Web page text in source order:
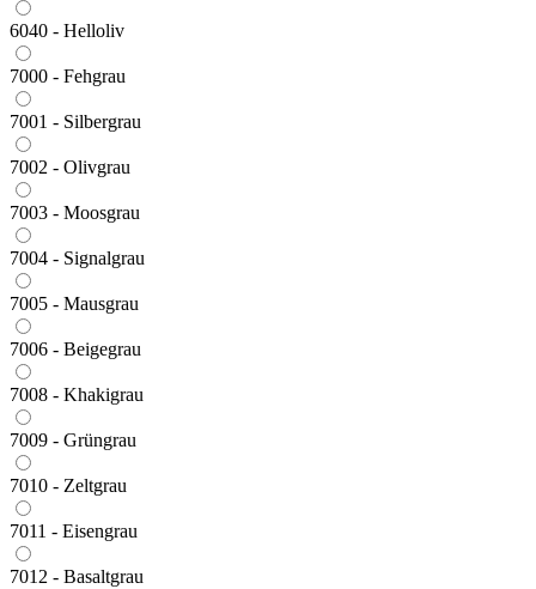
6040 - Helloliv
7000 - Fehgrau
7001 - Silbergrau
7002 - Olivgrau
7003 - Moosgrau
7004 - Signalgrau
7005 - Mausgrau
7006 - Beigegrau
7008 - Khakigrau
7009 - Grüngrau
7010 - Zeltgrau
7011 - Eisengrau
7012 - Basaltgrau